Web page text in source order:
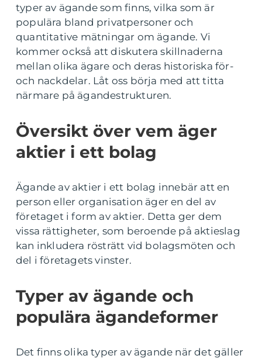
typer av ägande som finns, vilka som är
populära bland privatpersoner och
quantitative mätningar om ägande. Vi
kommer också att diskutera skillnaderna
mellan olika ägare och deras historiska för-
och nackdelar. Låt oss börja med att titta
närmare på ägandestrukturen.
Översikt över vem äger
aktier i ett bolag
Ägande av aktier i ett bolag innebär att en
person eller organisation äger en del av
företaget i form av aktier. Detta ger dem
vissa rättigheter, som beroende på aktieslag
kan inkludera rösträtt vid bolagsmöten och
del i företagets vinster.
Typer av ägande och
populära ägandeformer
Det finns olika typer av ägande när det gäller